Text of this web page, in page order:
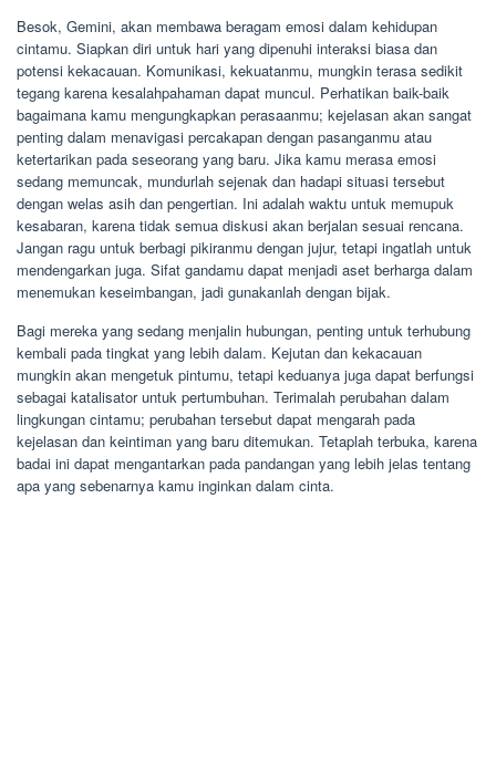
Besok, Gemini, akan membawa beragam emosi dalam kehidupan
cintamu. Siapkan diri untuk hari yang dipenuhi interaksi biasa dan
potensi kekacauan. Komunikasi, kekuatanmu, mungkin terasa sedikit
tegang karena kesalahpahaman dapat muncul. Perhatikan baik-baik
bagaimana kamu mengungkapkan perasaanmu; kejelasan akan sangat
penting dalam menavigasi percakapan dengan pasanganmu atau
ketertarikan pada seseorang yang baru. Jika kamu merasa emosi
sedang memuncak, mundurlah sejenak dan hadapi situasi tersebut
dengan welas asih dan pengertian. Ini adalah waktu untuk memupuk
kesabaran, karena tidak semua diskusi akan berjalan sesuai rencana.
Jangan ragu untuk berbagi pikiranmu dengan jujur, tetapi ingatlah untuk
mendengarkan juga. Sifat gandamu dapat menjadi aset berharga dalam
menemukan keseimbangan, jadi gunakanlah dengan bijak.
Bagi mereka yang sedang menjalin hubungan, penting untuk terhubung
kembali pada tingkat yang lebih dalam. Kejutan dan kekacauan
mungkin akan mengetuk pintumu, tetapi keduanya juga dapat berfungsi
sebagai katalisator untuk pertumbuhan. Terimalah perubahan dalam
lingkungan cintamu; perubahan tersebut dapat mengarah pada
kejelasan dan keintiman yang baru ditemukan. Tetaplah terbuka, karena
badai ini dapat mengantarkan pada pandangan yang lebih jelas tentang
apa yang sebenarnya kamu inginkan dalam cinta.